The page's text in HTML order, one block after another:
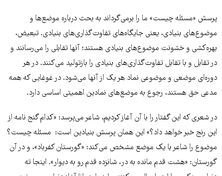
پرسش «مسئله چیست» ما را برمی‌گرداند به بحث‌ درباره موضع‌ها و
موضوع‌های بنیادی، یعنی جایگاه‌های تفاوت‌گذاری‌های بنیادی. تبعیض،
بهره‌کشی و خشونت‌ موضوع‌های بنیادی هستند؛ آنها تقابلی را می‌رسانند و
در تقابل و با تقابل تفاوت‌گذاری‌های بنیادی را بازتولید می‌کنند. در هر
دوره‌ای موضعی و موضوعی نماد هر یک از آنها می‌شود. در غوغایی که همه
مدعی حق هستند، رجوع به موضع‌های نمادین اهمیتی اساسی دارد.
در شعری که این گفتار را با آن آغاز کردیم، شاعر می‌پرسد: «کدام گنج نامه از
اين رنج خبر خواهد داد؟» این همان پرسش بنیادین است: مسئله چیست؟
موضوع را شاعر با یک موضع مشخص می‌کند: «گورستان کفرباد»، و در آن
گورستان: «هشت قدم مانده به در، شانزده قدم رو به ديوار». اینجا ته